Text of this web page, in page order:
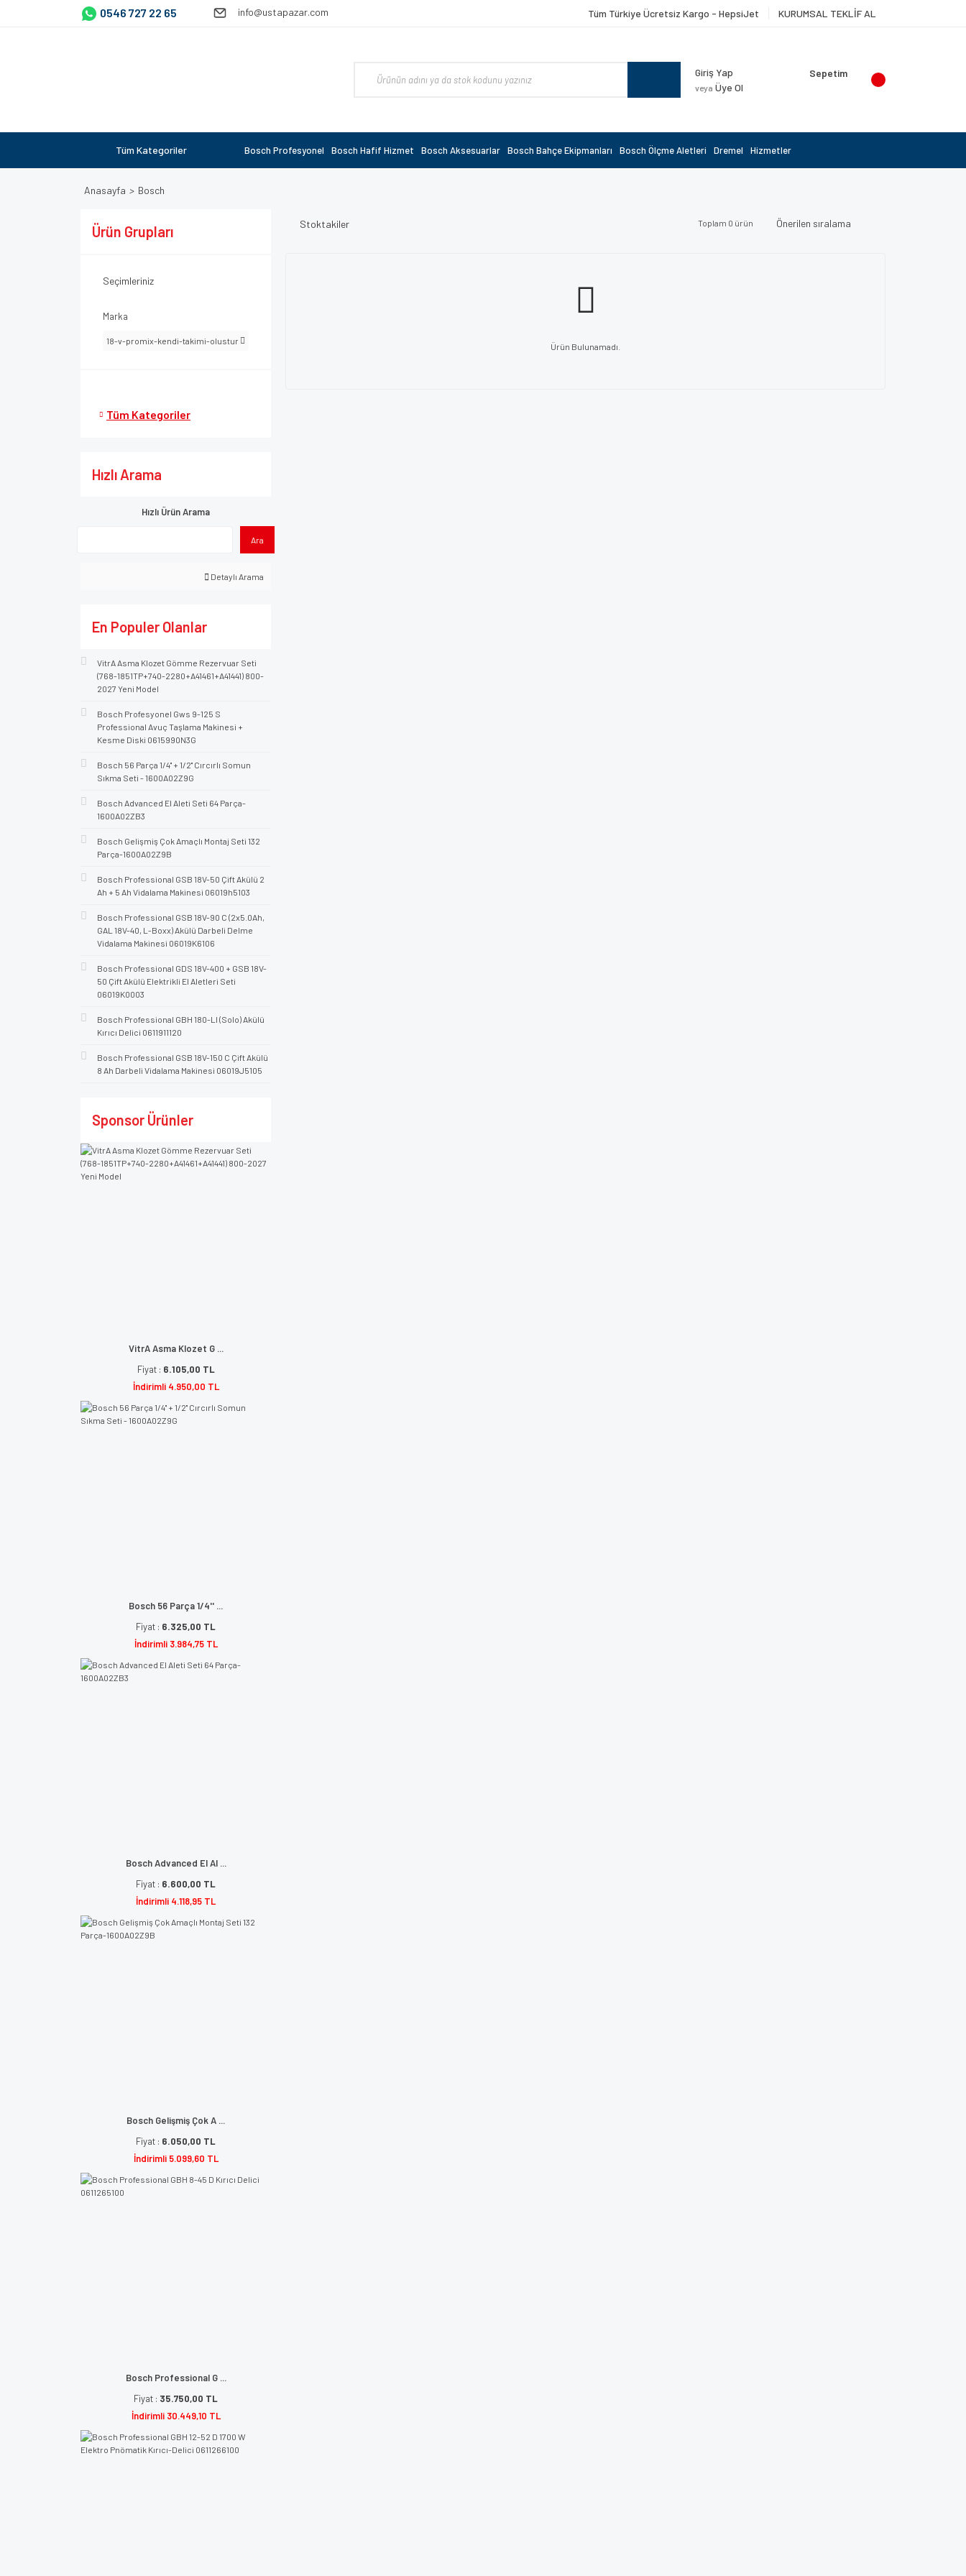
0546 727 22 65 info@ustapazar.com Tüm Türkiye Ücretsiz Kargo - HepsiJet KURUMSAL TEKLİF AL
Giriş Yap
veya Üye Ol
Sepetim
Tüm Kategoriler Bosch Profesyonel Bosch Hafif Hizmet Bosch Aksesuarlar Bosch Bahçe Ekipmanları Bosch Ölçme Aletleri Dremel Hizmetler
Anasayfa Bosch
Ürün Grupları
Seçimleriniz
Marka
18-v-promix-kendi-takimi-olustur
Tüm Kategoriler
Hızlı Arama
Hızlı Ürün Arama
Ara
Detaylı Arama
En Populer Olanlar
VitrA Asma Klozet Gömme Rezervuar Seti
(768-1851TP+740-2280+A41461+A41441) 800-
2027 Yeni Model
Bosch Profesyonel Gws 9-125 S
Professional Avuç Taşlama Makinesi +
Kesme Diski 0615990N3G
Bosch 56 Parça 1/4'' + 1/2'' Cırcırlı Somun
Sıkma Seti - 1600A02Z9G
Bosch Advanced El Aleti Seti 64 Parça-
1600A02ZB3
Bosch Gelişmiş Çok Amaçlı Montaj Seti 132
Parça-1600A02Z9B
Bosch Professional GSB 18V-50 Çift Akülü 2
Ah + 5 Ah Vidalama Makinesi 06019h5103
Bosch Professional GSB 18V-90 C (2x5.0Ah,
GAL 18V-40, L-Boxx) Akülü Darbeli Delme
Vidalama Makinesi 06019K6106
Bosch Professional GDS 18V-400 + GSB 18V-
50 Çift Akülü Elektrikli El Aletleri Seti
06019K0003
Bosch Professional GBH 180-LI (Solo) Akülü
Kırıcı Delici 0611911120
Bosch Professional GSB 18V-150 C Çift Akülü
8 Ah Darbeli Vidalama Makinesi 06019J5105
Sponsor Ürünler
VitrA Asma Klozet G ...
Fiyat : 6.105,00 TL
İndirimli 4.950,00 TL
Bosch 56 Parça 1/4'' ...
Fiyat : 6.325,00 TL
İndirimli 3.984,75 TL
Bosch Advanced El Al ...
Fiyat : 6.600,00 TL
İndirimli 4.118,95 TL
Bosch Gelişmiş Çok A ...
Fiyat : 6.050,00 TL
İndirimli 5.099,60 TL
Bosch Professional G ...
Fiyat : 35.750,00 TL
İndirimli 30.449,10 TL
Stoktakiler Toplam 0 ürün
Ürün Bulunamadı.